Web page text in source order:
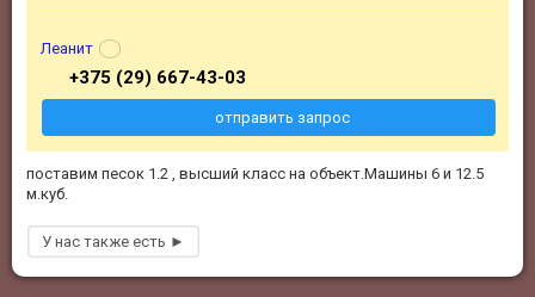
поставим песок 1.2 , высший класс на объект.Машины 6 и 12.5
м.куб.
Леанит
+375 (29) 667-43-03
отправить запрос